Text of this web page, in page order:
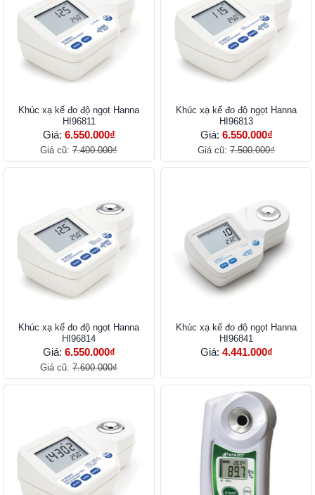
Khúc xạ kế đo độ ngọt Hanna
HI96811
Giá: 6.550.000₫
Giá cũ: 7.400.000₫
Khúc xạ kế đo độ ngọt Hanna
HI96813
Giá: 6.550.000₫
Giá cũ: 7.500.000₫
Khúc xạ kế đo độ ngọt Hanna
HI96814
Giá: 6.550.000₫
Giá cũ: 7.600.000₫
Khúc xạ kế đo độ ngọt Hanna
HI96841
Giá: 4.441.000₫